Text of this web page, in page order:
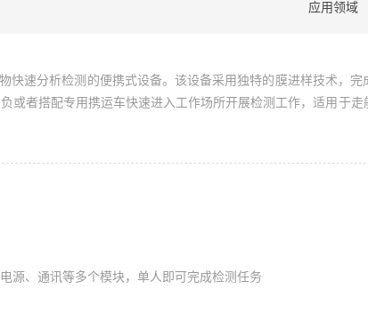
应用领域
速分析检测的便携式设备。该设备采用独特的膜进样技术，完
者搭配专用携运车快速进入工作场所开展检测工作，适用于走
源、通讯等多个模块，单人即可完成检测任务